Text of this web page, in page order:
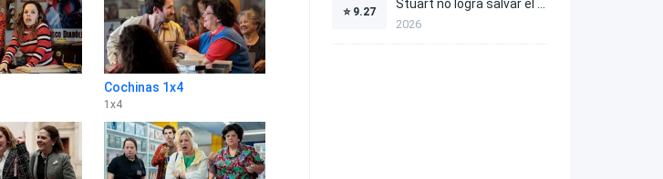
Cochinas 1x4
1 x4
⭐ 9.27
2026